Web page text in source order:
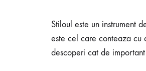
Stiloul este un instrument
este cel care conteaza cu
descoperi cat de